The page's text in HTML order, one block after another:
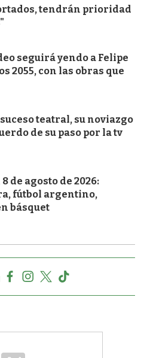
tendrán prioridad
seguirá yendo a Felipe
2055, con las obras que
teatral, su noviazgo
de su paso por la tv
de agosto de 2026:
fútbol argentino,
básquet